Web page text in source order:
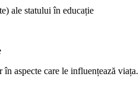
ale statului în educație
aspecte care le influențează viața.